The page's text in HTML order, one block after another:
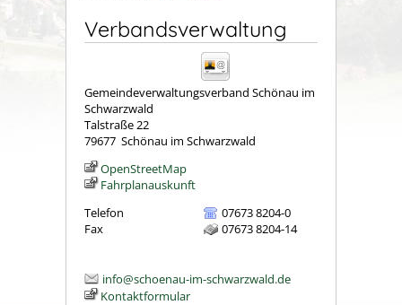
Verbandsverwaltung
Gemeindeverwaltungsverband Schönau im
Schwarzwald
Talstraße 22
79677 Schönau im Schwarzwald
OpenStreetMap
Fahrplanauskunft
Telefon
07673 8204-0
Fax
07673 8204-14
info@schoenau-im-schwarzwald.de
Kontaktformular